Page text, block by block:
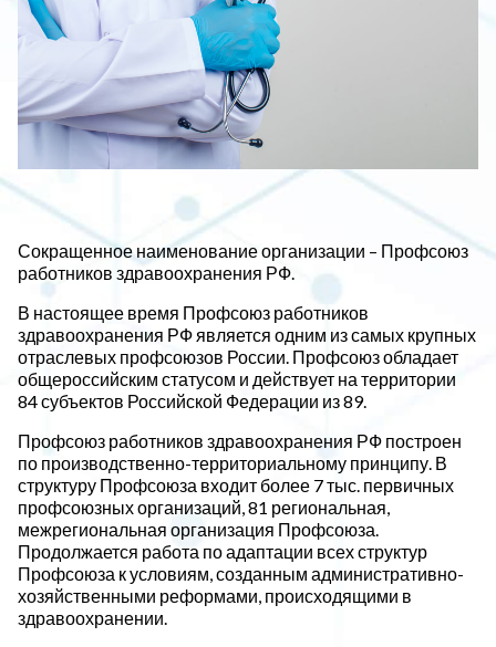
Сокращенное наименование организации – Профсоюз
работников здравоохранения РФ.
В настоящее время Профсоюз работников
здравоохранения РФ является одним из самых крупных
отраслевых профсоюзов России. Профсоюз обладает
общероссийским статусом и действует на территории
84 субъектов Российской Федерации из 89.
Профсоюз работников здравоохранения РФ построен
по производственно-территориальному принципу. В
структуру Профсоюза входит более 7 тыс. первичных
профсоюзных организаций, 81 региональная,
межрегиональная организация Профсоюза.
Продолжается работа по адаптации всех структур
Профсоюза к условиям, созданным административно-
хозяйственными реформами, происходящими в
здравоохранении.